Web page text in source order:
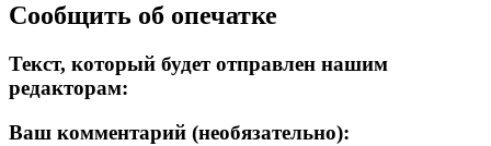
Сообщить об опечатке
Текст, который будет отправлен нашим
редакторам:
Ваш комментарий (необязательно):